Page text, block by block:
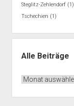
Steglitz-Zehlendorf(1)
Tschechien (1)
Alle Beiträge
Alle